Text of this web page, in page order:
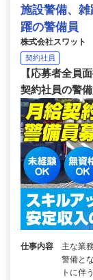
施設警備、
躍の警備員
株式会社スワット
契約社員
【応募者全員
契約社員の警
仕事内容
主な業
警備と
トに伴